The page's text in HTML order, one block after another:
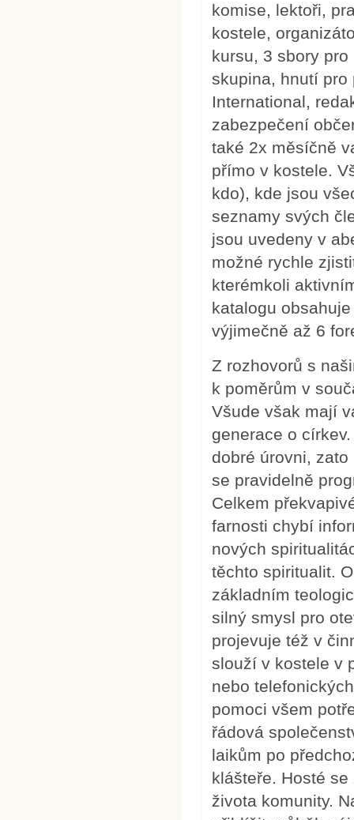
komise, lektoři,
kostele,
kursu, 3 sbory
skupina, hnutí pro
International,
zabezpečení
také 2x měsíčně
přímo v kostele.
kdo), kde jsou
seznamy svých
jsou uvedeny v
možné rychle
kterémkoli
katalogu
výjimečně až 6
Z rozhovorů s
k poměrům v
Všude však mají
generace o
dobré úrovni,
se pravidelně
Celkem
farnosti chybí
nových
těchto spiritualit.
základním
silný smysl pro
projevuje též v
slouží v kostele v
nebo
pomoci všem
řádová
laikům po
klášteře. Hosté
života komunity.